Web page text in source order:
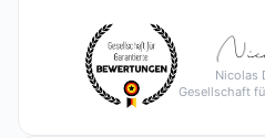
Nicolas
Gesellschaft